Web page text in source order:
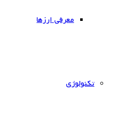
معرفی ارزها
‌تکنولوژی